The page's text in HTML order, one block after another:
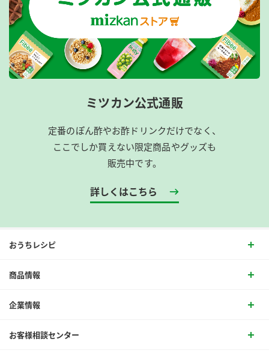
ミツカン公式通販
定番のぽん酢やお酢ドリンクだけでなく、
ここでしか買えない限定商品やグッズも
販売中です。
詳しくはこちら
おうちレシピ
商品情報
企業情報
お客様相談センター